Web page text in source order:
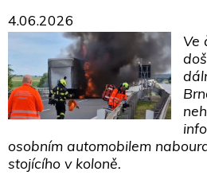
4.06.2026
Ve
osobním automobilem
stojícího v koloně.